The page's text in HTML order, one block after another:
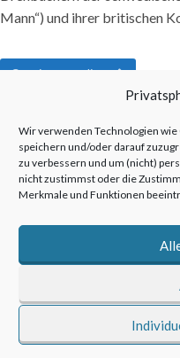
Wir verwenden Technologien
speichern und/oder darauf
zu verbessern und um (nicht)
nicht zustimmst oder die
Merkmale und Funktionen
Mann“) und ihrer britischen
Continue reading
©2026